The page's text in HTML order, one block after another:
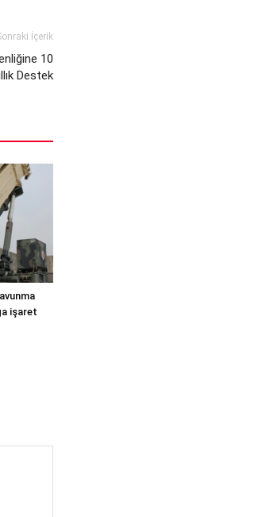
İçerik
10
Destek
işaret